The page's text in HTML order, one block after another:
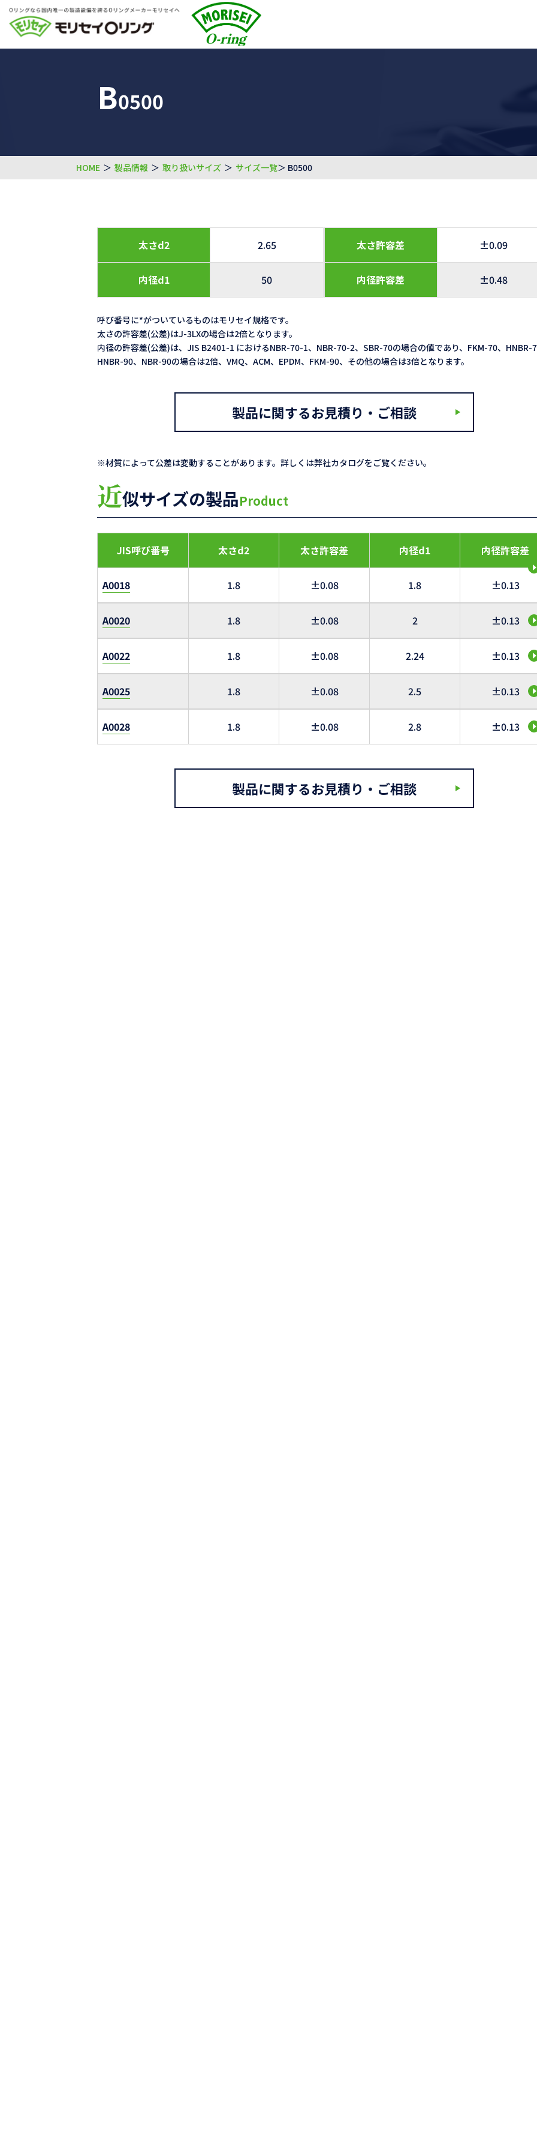
B0500
HOME ＞ 製品情報 ＞ 取り扱いサイズ ＞ サイズ一覧＞ B0500
太さd2 2.65
内径d1 50
太さ許容差 ±0.09
内径許容差 ±0.48
呼び番号に*がついているものはモリセイ規格です。
太さの許容差(公差)はJ-3LXの場合は2倍となります。
内径の許容差(公差)は、JIS B2401-1 におけるNBR-70-1、NBR-70-2、SBR-70の場合の値であり、FKM-70、HNBR-
HNBR-90、NBR-90の場合は2倍、VMQ、ACM、EPDM、FKM-90、その他の場合は3倍となります。
製品に関するお見積り・ご相談
※材質によって公差は変動することがあります。詳しくは弊社カタログをご覧ください。
近似サイズの製品Product
JIS呼び番号 太さd2 太さ許容差 内径d1 内径許容差
A0018 1.8 ±0.08 1.8 ±0.13
A0020 1.8 ±0.08 2 ±0.13
A0022 1.8 ±0.08 2.24 ±0.13
A0025 1.8 ±0.08 2.5 ±0.13
A0028 1.8 ±0.08 2.8 ±0.13
製品に関するお見積り・ご相談